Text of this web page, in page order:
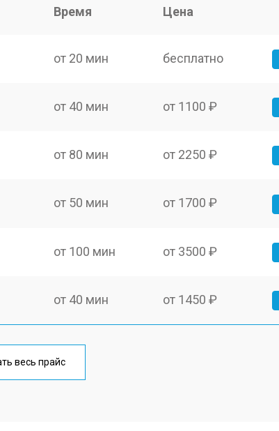
Время Цена
от 20 мин бесплатно
от 40 мин от 1100 ₽
от 80 мин от 2250 ₽
от 50 мин от 1700 ₽
от 100 мин от 3500 ₽
от 40 мин от 1450 ₽
от 70 мин
весь прайс